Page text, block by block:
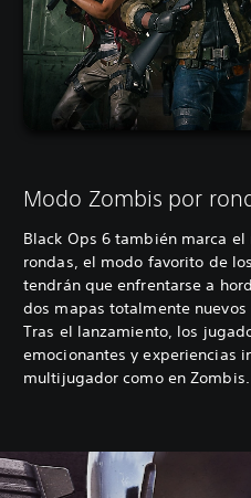
Modo Zombis por
Black Ops 6 también marca
rondas, el modo favorito de
tendrán que enfrentarse a
dos mapas totalmente
Tras el lanzamiento, los
emocionantes y experiencias
multijugador como en Zombis.